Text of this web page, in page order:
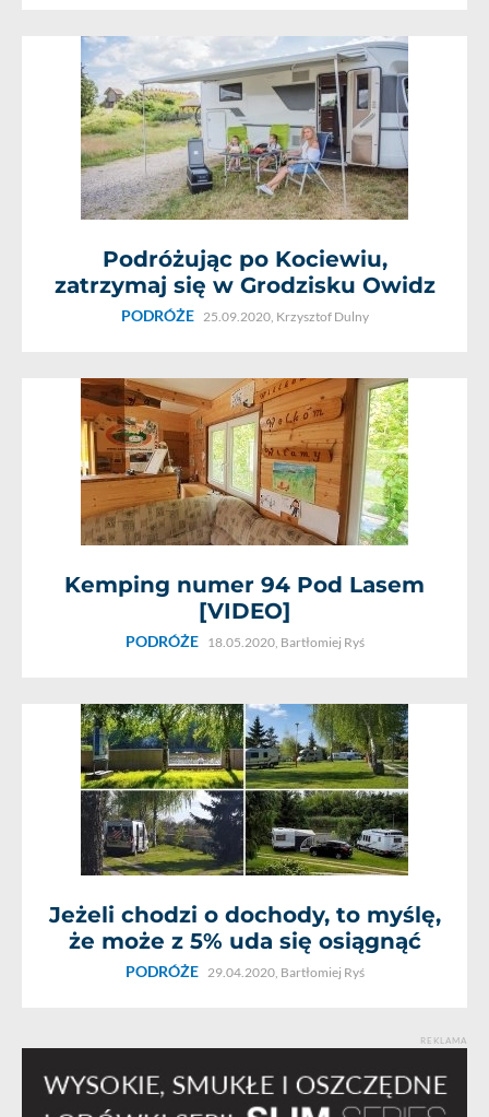
Podróżując po Kociewiu,
zatrzymaj się w Grodzisku Owidz
PODRÓŻE 25.09.2020, Krzysztof Dulny
Kemping numer 94 Pod Lasem
[VIDEO]
PODRÓŻE 18.05.2020, Bartłomiej Ryś
Jeżeli chodzi o dochody, to myślę,
że może z 5% uda się osiągnąć
PODRÓŻE 29.04.2020, Bartłomiej Ryś
REKLAMA